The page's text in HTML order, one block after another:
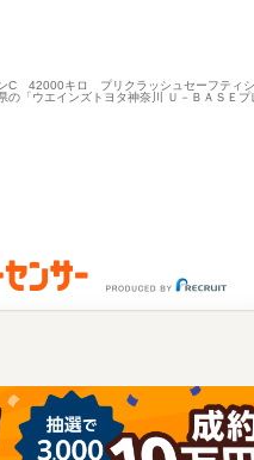
C 42000キロ プリクラッシュセーフテ
の「ウエインズトヨタ神奈川 Ｕ－ＢＡＳＥ